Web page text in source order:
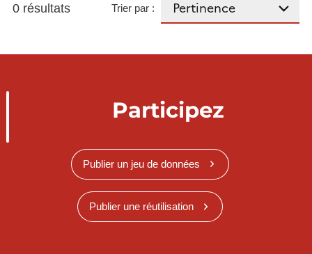
0 résultats Trier par :
Participez
Publier un jeu de données
Publier une réutilisation